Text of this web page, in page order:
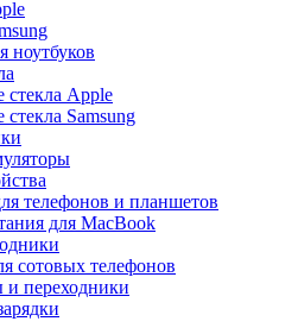
ноутбуков
Apple
Samsung
телефонов и планшетов
для MacBook
сотовых телефонов
и переходники